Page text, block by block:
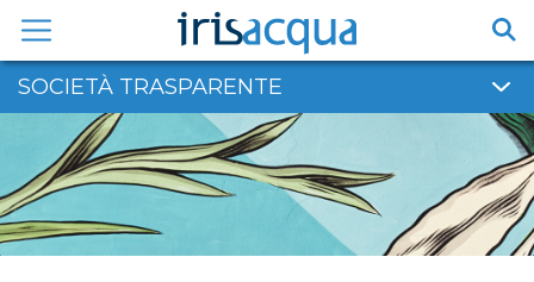
contenuto
SOCIETÀ TRASPARENTE